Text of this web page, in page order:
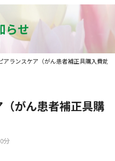
らせ
アランスケア（がん患者補正具購入費助
がん患者補正具購
分